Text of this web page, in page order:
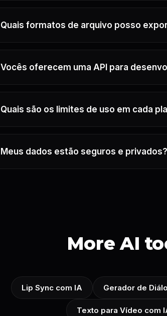
Quais formatos de arquivo posso
Vocês oferecem uma API para
Quais são os limites de uso em cada
Meus dados estão seguros e privados?
More AI
Lip Sync com IA Gerador de
Texto para Vídeo com